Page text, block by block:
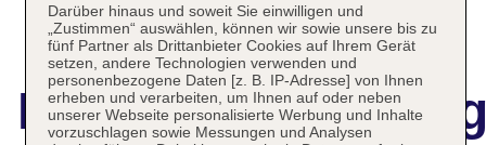
Darüber hinaus und soweit Sie einwilligen und
„Zustimmen“ auswählen, können wir sowie unsere bis zu
fünf Partner als Drittanbieter Cookies auf Ihrem Gerät
setzen, andere Technologien verwenden und
personenbezogene Daten [z. B. IP-Adresse] von Ihnen
erheben und verarbeiten, um Ihnen auf oder neben
unserer Webseite personalisierte Werbung und Inhalte
vorzuschlagen sowie Messungen und Analysen